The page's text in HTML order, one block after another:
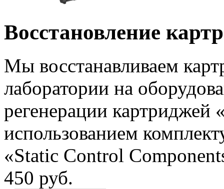
Восстановление
Мы восстанавливаем
лаборатории на
регенерации картриджей
использованием
«Static Control
450 руб.